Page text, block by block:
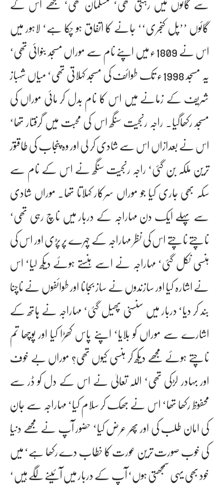
گائوں ’’پل کنجری‘‘ جانے کا اتفاق ہو چکا ہے‘ لاہور میں
اس نے 1809ء میں اپنے نام سے موراں مسجد بنوائی تھی‘
یہ مسجد 1998ء تک طوائف کی مسجد کہلاتی تھی‘ میاں شہباز
شریف کے زمانے میں اس کا نام بدل کر مائی موراں کی
مسجد رکھاگیا۔ راجہ رنجیت سنگھ اس کی محبت میں گرفتار تھا‘
اس نے بعدازاں اس سے شادی کر لی اور وہ پنجاب کی طاقتور
ترین ملکہ بن گئی‘ راجہ رنجیت سنگھ نے اس کے نام سے
سکہ بھی جاری کیا جو موراں سرکار کہلاتا تھا۔ موراں شادی
سے پہلے ایک دن مہاراجہ کے دربار میں ناچ رہی تھی‘
ناچتے ناچتے اس کی نظر مہاراجہ کے چہرے پر پڑی اور اس کی
ہنسی نکل گئی‘ مہاراجہ نے اسے ہنستے ہوئے دیکھ لیا‘ اس
نے اشارہ کیا اور سازندوں نے ساز بجانا اور طوائفوں نے ناچنا
بند کر دیا‘ دربار میں سنسنی پھیل گئی‘ مہاراجہ نے ہاتھ کے
اشارے سے موراں کو بلایا‘ اپنے پاس کھڑا کیا اور پوچھا تم
ناچتے ہوئے مجھے دیکھ کر ہنسی کیوں تھی؟ موراں بے خوف
اور بہادر لڑکی تھی‘ اللہ تعالیٰ نے اس کے دل کو ڈر سے
محفوظ رکھا تھا‘ اس نے جھک کر سلام کیا‘ مہاراجہ سے جان
کی امان طلب کی اور پھر عرض کیا‘ حضور آپ نے مجھے دنیا
کی خوب صورت ترین عورت کا خطاب دے رکھا ہے‘ میں
خود بھی یہی سمجھتی ہوں‘ آپ کے دربار میں آئینے لگے ہیں‘